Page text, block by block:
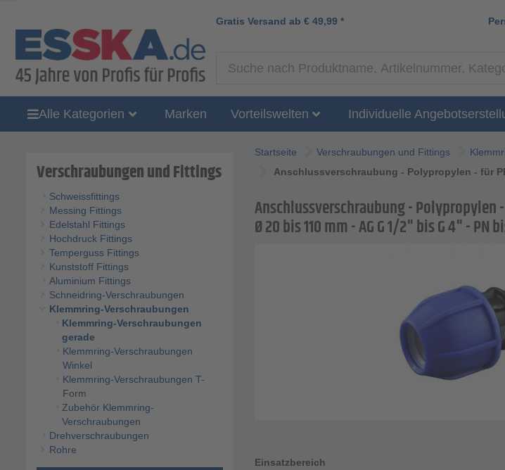
Gratis Versand ab € 49,99 *
Alle Kategorien Marken Vorteilswelten Individuelle
Verschraubungen und Fittings
Schweissfittings
Messing Fittings
Edelstahl Fittings
Hochdruck Fittings
Temperguss Fittings
Kunststoff Fittings
Aluminium Fittings
Schneidring-Verschraubungen
Klemmring-Verschraubungen
Klemmring-Verschraubungen
gerade
Klemmring-Verschraubungen
Winkel
Klemmring-Verschraubungen T-
Form
Zubehör Klemmring-
Verschraubungen
Drehverschraubungen
Rohre
Startseite Verschraubungen und Fittings
Anschlussverschraubung - Polypropylen - für
Anschlussverschraubung - Polypropylen
Ø 20 bis 110 mm - AG G 1/2" bis G 4" - PN
Einsatzbereich